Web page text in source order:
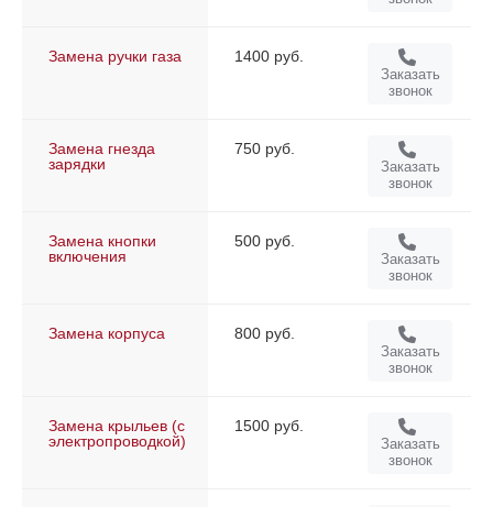
Замена ручки газа 1400 руб.
Заказать
звонок
Замена гнезда
зарядки
750 руб.
Заказать
звонок
Замена кнопки
включения
500 руб.
Заказать
звонок
Замена корпуса 800 руб.
Заказать
звонок
Замена крыльев (с
электропроводкой)
1500 руб.
Заказать
звонок